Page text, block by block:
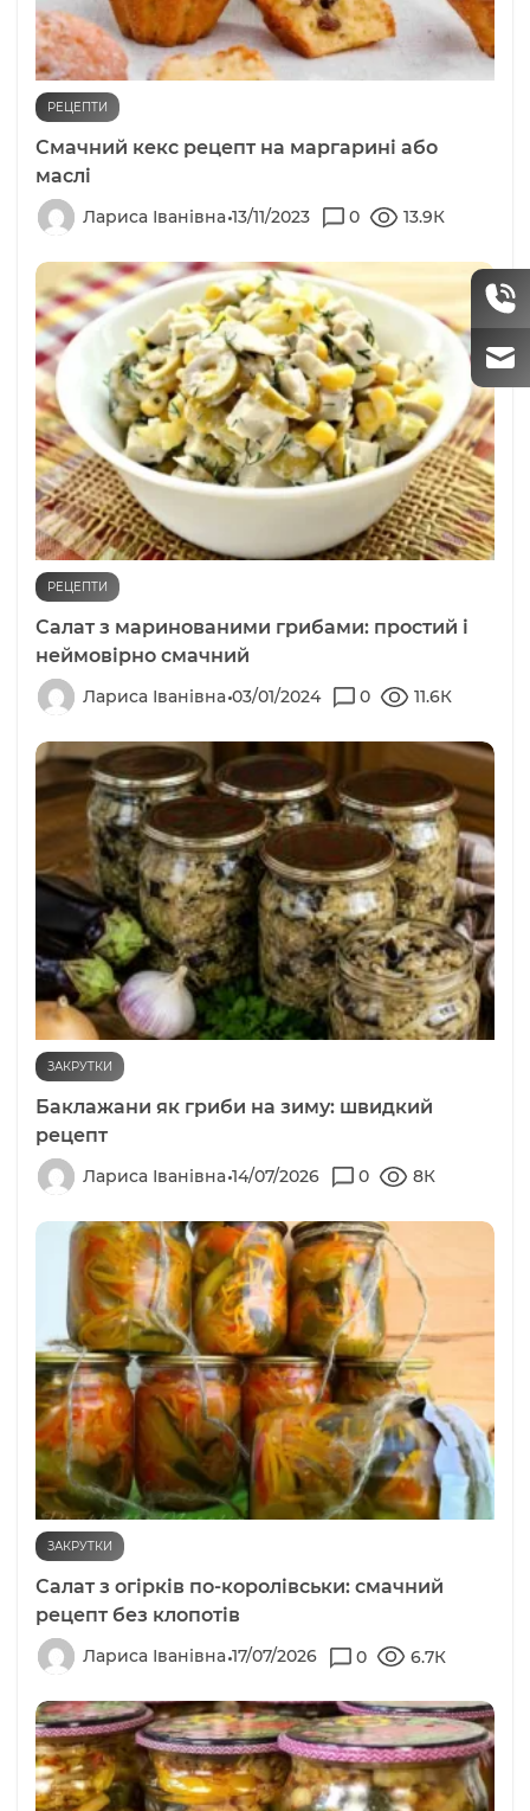
РЕЦЕПТИ
Смачний кекс рецепт на маргарині або
маслі
Лариса Іванівна 13/11/2023 0 13.9К
РЕЦЕПТИ
Салат з маринованими грибами: простий і
неймовірно смачний
Лариса Іванівна 03/01/2024 0 11.6К
ЗАКРУТКИ
Баклажани як гриби на зиму: швидкий
рецепт
Лариса Іванівна 14/07/2026 0 8К
ЗАКРУТКИ
Салат з огірків по-королівськи: смачний
рецепт без клопотів
Лариса Іванівна 17/07/2026 0 6.7К